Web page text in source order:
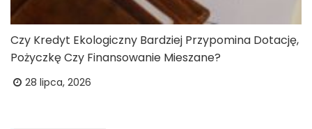
Czy Kredyt Ekologiczny Bardziej Przypomina Dotację,
Pożyczkę Czy Finansowanie Mieszane?
28 lipca, 2026